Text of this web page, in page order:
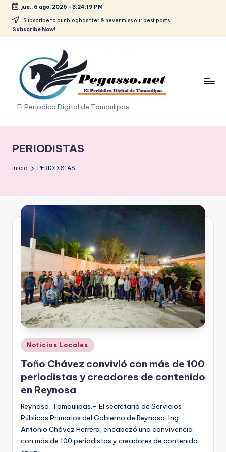
Saltar
jue., 6 ago. 2026 - 3:24:21 PM
Subscribe to our bloghashter & never miss our best posts.
Subscribe Now!
p
e
g
s
.
p
r
s
s
El Periodico Digital de Tamaulipas
PERIODISTAS
Inicio PERIODISTAS
Publicado
en
Noticias Locales
Toño Chávez convivió con más de 100
periodistas y creadores de contenido
en Reynosa
Reynosa, Tamaulipas.– El secretario de Servicios
Públicos Primarios del Gobierno de Reynosa, Ing.
Antonio Chávez Herrera, encabezó una convivencia
con más de 100 periodistas y creadores de contenido,